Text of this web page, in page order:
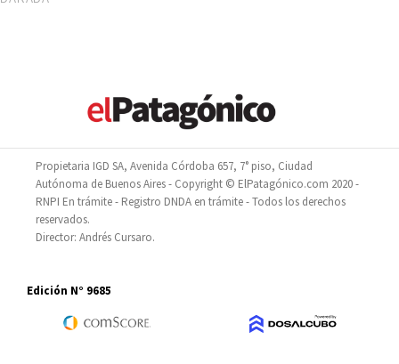
Propietaria IGD SA, Avenida Córdoba 657, 7° piso, Ciudad
Autónoma de Buenos Aires - Copyright © ElPatagónico.com 2020 -
RNPI En trámite - Registro DNDA en trámite - Todos los derechos
reservados.
Director: Andrés Cursaro.
Edición N° 9685